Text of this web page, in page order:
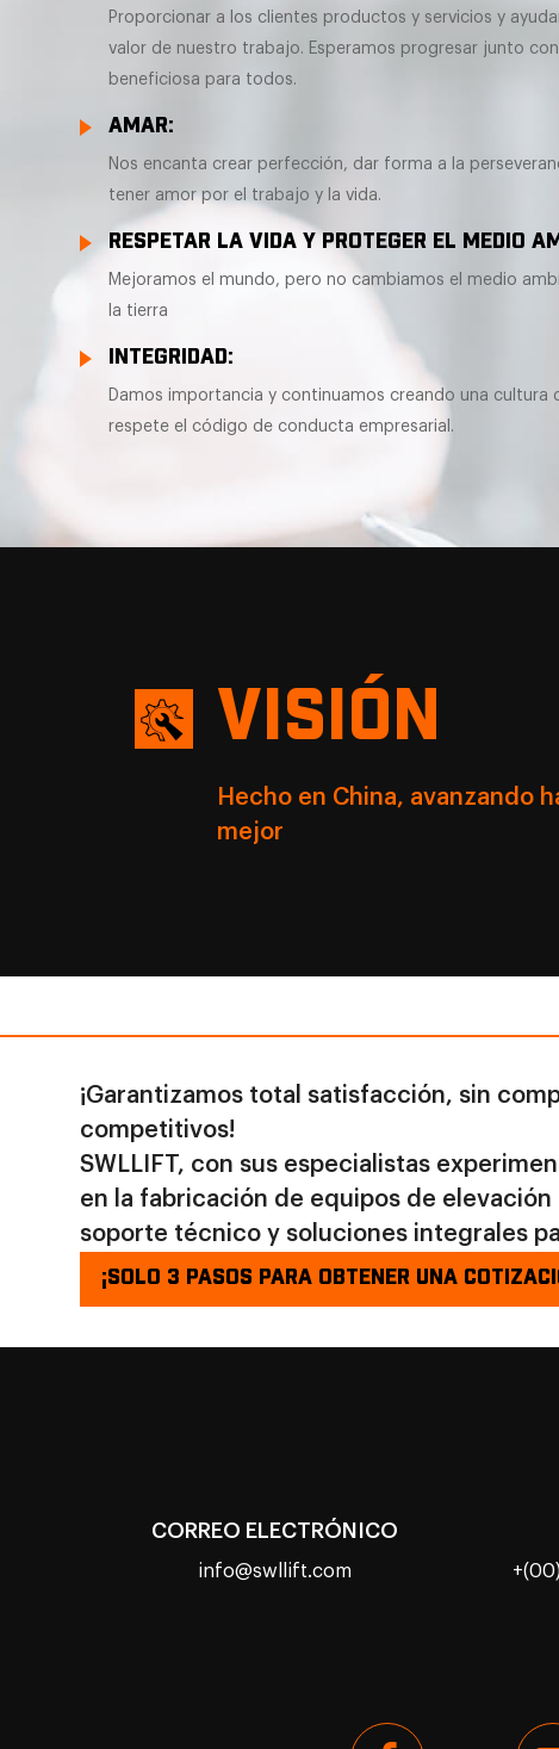
Proporcionar a los clientes productos y servicios y
valor de nuestro trabajo. Esperamos progresar junto
beneficiosa para todos.
AMAR:
Nos encanta crear perfección, dar forma a la
tener amor por el trabajo y la vida.
RESPETAR LA VIDA Y PROTEGER EL MEDIO
Mejoramos el mundo, pero no cambiamos el medio
la tierra
INTEGRIDAD:
Damos importancia y continuamos creando una
respete el código de conducta empresarial.
VISIÓN
Hecho en China, avanzando
mejor
¡Garantizamos total satisfacción, sin
competitivos!
SWLLIFT, con sus especialistas
en la fabricación de equipos de
soporte técnico y soluciones integrales
¡SOLO 3 PASOS PARA OBTENER UNA
CORREO ELECTRÓNICO
info@swllift.com